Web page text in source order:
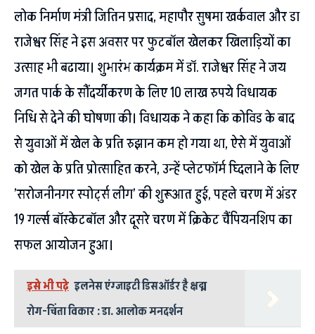
लोक निर्माण मंत्री जितिन प्रसाद, महापौर सुषमा खर्कवाल और डा
राजेश्वर सिंह ने इस अवसर पर फुटबॉल खेलकर खिलाड़ियों का
उत्साह भी बढाया। शुभारंभ कार्यक्रम में डॉ. राजेश्वर सिंह ने जय
जगत पार्क के सौंदर्यीकरण के लिए 10 लाख रुपये विधायक
निधि से देने की घोषणा की। विधायक ने कहा कि कोविड के बाद
से युवाओं में खेल के प्रति रुझान कम हो गया था, ऐसे में युवाओं
को खेल के प्रति प्रोत्साहित करने, उन्हें प्लेटफॉर्म घ्दिलाने के लिए
’सरोजनीनगर स्पोर्ट्स लीग’ की शुरूआत हुई, पहले चरण में अंडर
19 गर्ल्स बॉस्केटबॉल और दूसरे चरण में क्रिकेट चैंपियनशिप का
सफल आयोजन हुआ।
इसे भी पढ़े इलनेस एंग्जाइटी डिसऑर्डर है क्षद्म
रोग-चिंता विकार : डा. आलोक मनदर्शन